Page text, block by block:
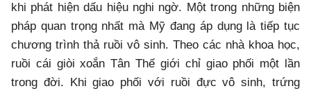
khi phát hiện dấu hiệu nghi ngờ. Một trong những biện
pháp quan trọng nhất mà Mỹ đang áp dụng là tiếp tục
chương trình thả ruồi vô sinh. Theo các nhà khoa học,
ruồi cái giòi xoắn Tân Thế giới chỉ giao phối một lần
trong đời. Khi giao phối với ruồi đực vô sinh, trứng